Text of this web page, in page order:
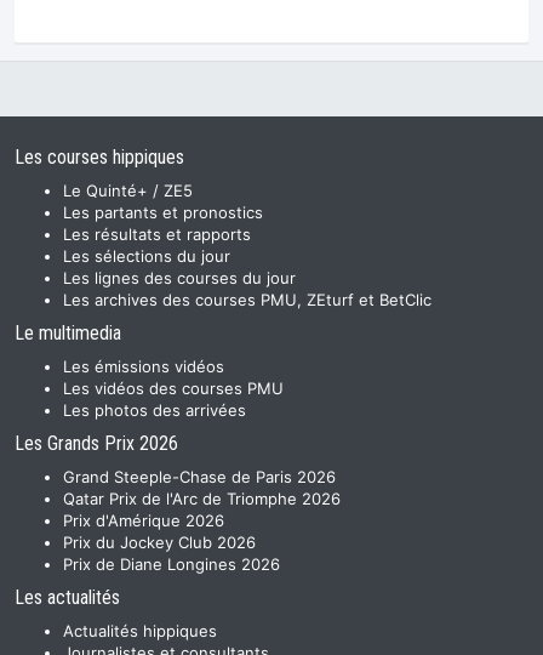
Les courses hippiques
Le Quinté+ / ZE5
Les partants et pronostics
Les résultats et rapports
Les sélections du jour
Les lignes des courses du jour
Les archives des courses PMU, ZEturf et BetClic
Le multimedia
Les émissions vidéos
Les vidéos des courses PMU
Les photos des arrivées
Les Grands Prix 2026
Grand Steeple-Chase de Paris 2026
Qatar Prix de l'Arc de Triomphe 2026
Prix d'Amérique 2026
Prix du Jockey Club 2026
Prix de Diane Longines 2026
Les actualités
Actualités hippiques